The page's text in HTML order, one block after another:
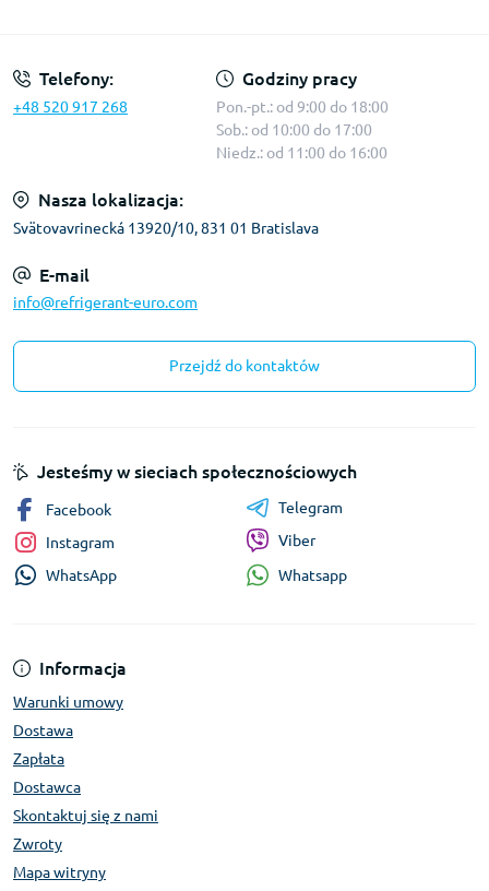
Telefony:
+48 520 917 268
Godziny pracy
Pon.-pt.: od 9:00 do 18:00
Sob.: od 10:00 do 17:00
Niedz.: od 11:00 do 16:00
Nasza lokalizacja:
Svätovavrinecká 13920/10, 831 01 Bratislava
E-mail
info@refrigerant-euro.com
Przejdź do kontaktów
Informacja
Warunki umowy
Dostawa
Zapłata
Dostawca
Skontaktuj się z nami
Zwroty
Mapa witryny
Jesteśmy w sieciach społecznościowych
Facebook
Instagram
WhatsApp
Telegram
Viber
Whatsapp